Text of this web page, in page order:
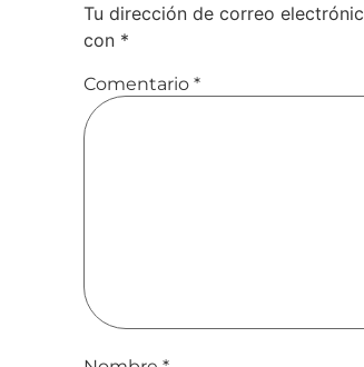
Tu dirección de correo
con *
Comentario *